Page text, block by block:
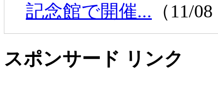
記念館で開催... （11/
スポンサード リンク